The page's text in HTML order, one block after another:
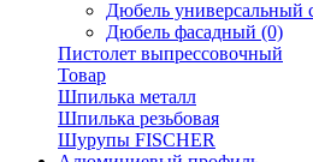
Дюбель универсальный
Дюбель фасадный (0)
Пистолет выпрессовочный
Товар
Шпилька металл
Шпилька резьбовая
Шурупы FISCHER